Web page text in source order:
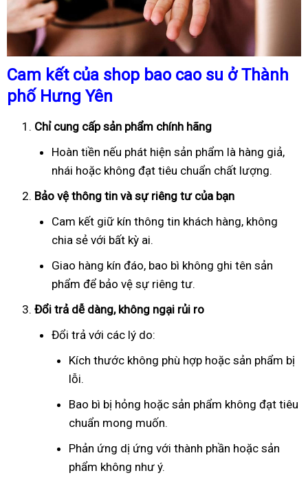
Cam kết của shop bao cao su ở Thành
phố Hưng Yên
Chỉ cung cấp sản phẩm chính hãng
Hoàn tiền nếu phát hiện sản phẩm là hàng giả,
nhái hoặc không đạt tiêu chuẩn chất lượng.
Bảo vệ thông tin và sự riêng tư của bạn
Cam kết giữ kín thông tin khách hàng, không
chia sẻ với bất kỳ ai.
Giao hàng kín đáo, bao bì không ghi tên sản
phẩm để bảo vệ sự riêng tư.
Đổi trả dễ dàng, không ngại rủi ro
Đổi trả với các lý do:
Kích thước không phù hợp hoặc sản phẩm bị
lỗi.
Bao bì bị hỏng hoặc sản phẩm không đạt tiêu
chuẩn mong muốn.
Phản ứng dị ứng với thành phần hoặc sản
phẩm không như ý.